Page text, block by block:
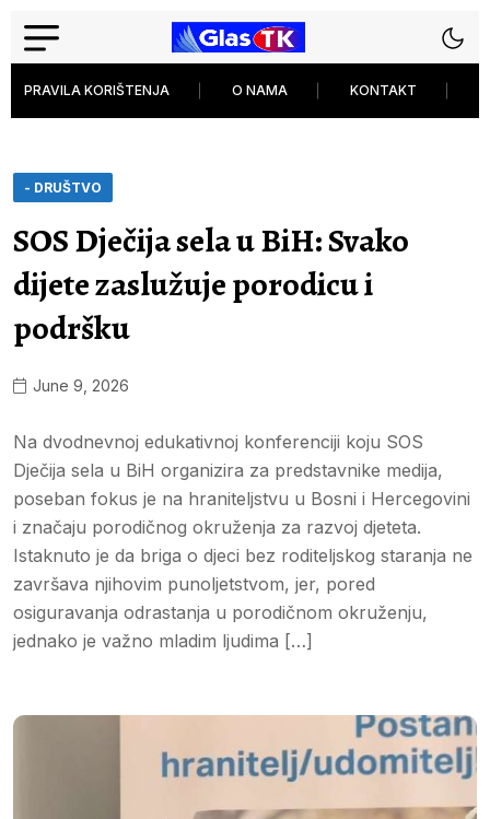
PRAVILA KORIŠTENJA O NAMA KONTAKT
- DRUŠTVO
SOS Dječija sela u BiH: Svako
dijete zaslužuje porodicu i
podršku
June 9, 2026
Na dvodnevnoj edukativnoj konferenciji koju SOS
Dječija sela u BiH organizira za predstavnike medija,
poseban fokus je na hraniteljstvu u Bosni i Hercegovini
i značaju porodičnog okruženja za razvoj djeteta.
Istaknuto je da briga o djeci bez roditeljskog staranja ne
završava njihovim punoljetstvom, jer, pored
osiguravanja odrastanja u porodičnom okruženju,
jednako je važno mladim ljudima […]